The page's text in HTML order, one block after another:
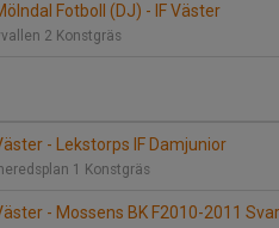
Fotboll (DJ) - IF Väster
2 Konstgräs
- Lekstorps IF Damjunior
1 Konstgräs
- Mossens BK F2010-2011